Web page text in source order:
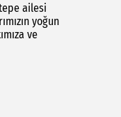
ailesi
yoğun
ve